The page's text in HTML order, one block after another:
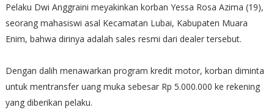
Pelaku Dwi Anggraini meyakinkan korban Yessa Rosa Azima (19),
seorang mahasiswi asal Kecamatan Lubai, Kabupaten Muara
Enim, bahwa dirinya adalah sales resmi dari dealer tersebut.
Dengan dalih menawarkan program kredit motor, korban diminta
untuk mentransfer uang muka sebesar Rp 5.000.000 ke rekening
yang diberikan pelaku.